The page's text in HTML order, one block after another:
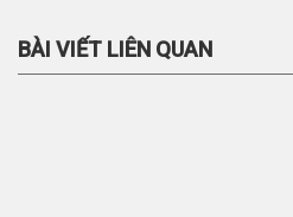
BÀI VIẾT LIÊN QUAN